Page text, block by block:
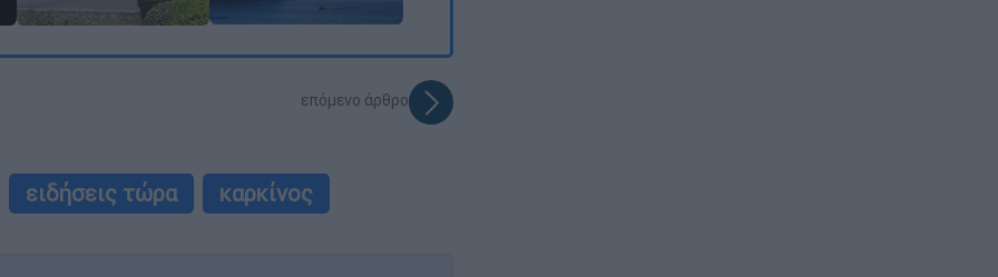
επόμενο άρθρο
ειδήσεις τώρα καρκίνος